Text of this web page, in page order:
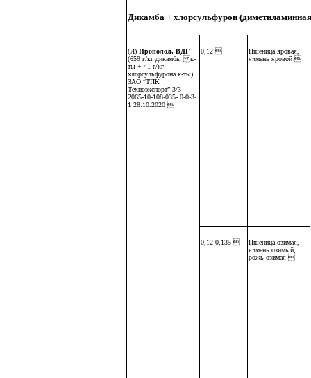
Дикамба + хлорсульфурон
(И) Прополол, ВДГ
(659 г/кг дикамбы к-
ты + 41 г/кг
хлорсульфурона к-ты)
ЗАО “ТПК
Техноэкспорт” 3/3
2065-10-108-035- 0-0-3-
1 28.10.2020 
0,12 
Пшеница яровая,
ячмень яровой 
0,12-0,135 
Пшеница озимая,
ячмень озимый,
рожь озимая 